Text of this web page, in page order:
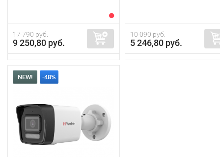
17 790 руб.
9 250,80 руб.
10 090 руб.
5 246,80 руб.
NEW! -48%